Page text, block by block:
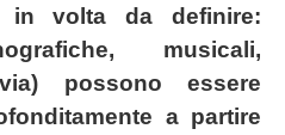
in volta da definire:
musicali,
possono essere
a partire